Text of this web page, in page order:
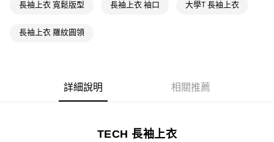
每筆NT$80，滿NT$1,500(含以上)免運費
付款後7-11取貨
長袖上衣 寬鬆版型 長袖上衣 袖口 大學T 長袖上衣
長袖上衣 羅紋圓領
詳細說明 相關推薦
TECH 長袖上衣